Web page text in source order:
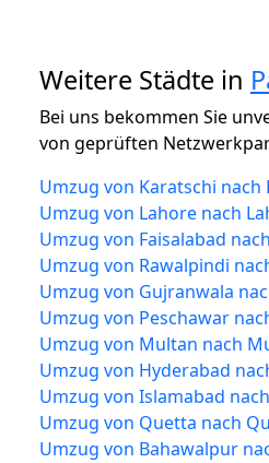
Weitere Städte in
Bei uns bekommen Sie
von geprüften
Umzug von Karatschi nach
Umzug von Lahore nach
Umzug von Faisalabad
Umzug von Rawalpindi
Umzug von Gujranwala
Umzug von Peschawar
Umzug von Multan nach
Umzug von Hyderabad
Umzug von Islamabad
Umzug von Quetta nach
Umzug von Bahawalpur